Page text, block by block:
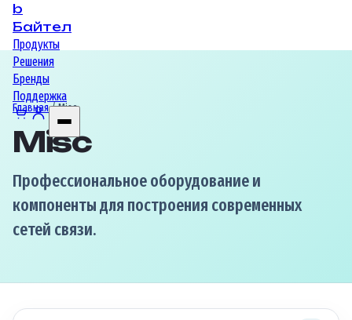
b
Байтел
Продукты
Решения
Бренды
Поддержка
Главная/ Misc
Misc
Профессиональное оборудование и
компоненты для построения современных
сетей связи.